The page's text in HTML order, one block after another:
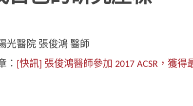
光醫院 張俊鴻 醫師
： [快訊] 張俊鴻醫師參加 2017 ACSR，獲得